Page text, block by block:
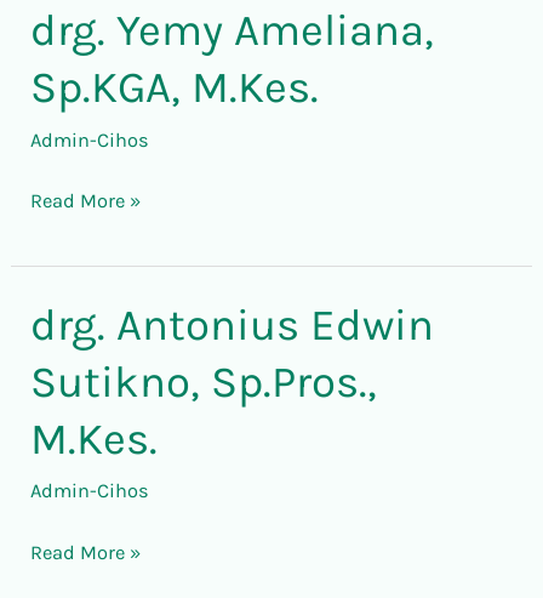
drg. Yemy Ameliana,
Sp.KGA, M.Kes.
Admin-Cihos
drg.
Yemy
Ameliana,
Sp.KGA,
Read More »
drg. Antonius Edwin
Sutikno, Sp.Pros.,
M.Kes.
Admin-Cihos
drg.
Antonius
Edwin
Sutikno,
Sp.Pros.,
M.Kes.
Read More »